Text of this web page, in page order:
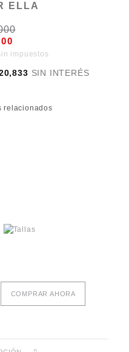
ELLA
impuestos
SIN INTERÉS
COMPRAR AHORA